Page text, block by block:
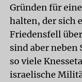
Gründen für
halten, der sich
Friedensfell
sind aber
so viele
israelische